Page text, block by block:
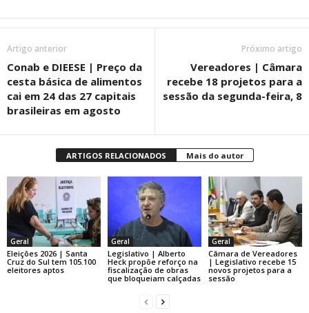
Artigo anterior
Conab e DIEESE | Preço da
cesta básica de alimentos
cai em 24 das 27 capitais
brasileiras em agosto
Próximo artigo
Vereadores | Câmara
recebe 18 projetos para a
sessão da segunda-feira, 8
ARTIGOS RELACIONADOS Mais do autor
Geral
Eleições 2026 | Santa
Cruz do Sul tem 105.100
eleitores aptos
Geral
Legislativo | Alberto
Heck propõe reforço na
fiscalização de obras
que bloqueiam calçadas
Geral
Câmara de Vereadores
| Legislativo recebe 15
novos projetos para a
sessão